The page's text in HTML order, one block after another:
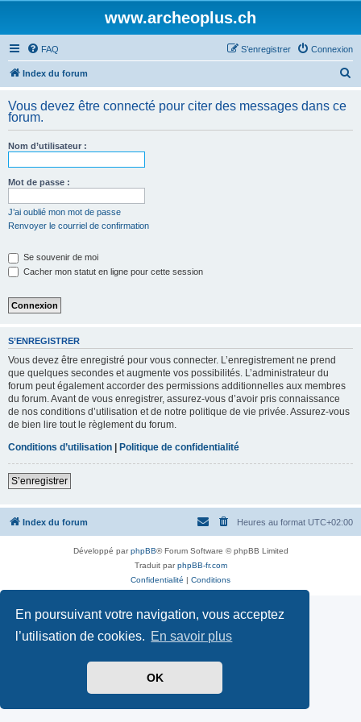
En poursuivant votre navigation, vous acceptez
l’utilisation de cookies. En savoir plus
OK
www.archeoplus.ch
FAQ Connexion
S’enregistrer
Index du forum
h
Vous devez être connecté pour citer des messages dans ce
forum.
Nom d’utilisateur :
Mot de passe :
J’ai oublié mon mot de passe
Renvoyer le courriel de confirmation
Se souvenir de moi
Cacher mon statut en ligne pour cette session
S’ENREGISTRER
Vous devez être enregistré pour vous connecter. L’enregistrement ne prend
que quelques secondes et augmente vos possibilités. L’administrateur du
forum peut également accorder des permissions additionnelles aux membres
du forum. Avant de vous enregistrer, assurez-vous d’avoir pris connaissance
de nos conditions d’utilisation et de notre politique de vie privée. Assurez-vous
de bien lire tout le règlement du forum.
Conditions d’utilisation | Politique de confidentialité
S’enregistrer
Index du forum Heures au format UTC+02:00
Développé parphpBB® Forum Software © phpBB Limited
Traduit parphpBB-fr.com
Confidentialité | Conditions